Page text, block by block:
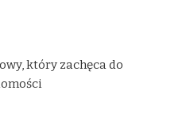
który zachęca do